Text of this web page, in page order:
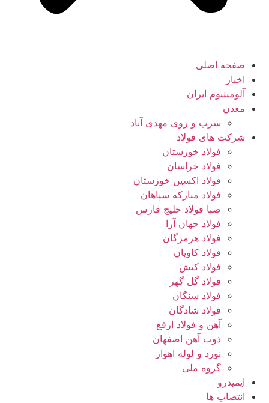
صفحه اصلی
اخبار
آلومینیوم ایران
معدن
سرب و روی مهدی آباد
شرکت های فولاد
فولاد خوزستان
فولاد خراسان
فولاد اکسین خوزستان
فولاد مبارکه سپاهان
صبا فولاد خلیج فارس
فولاد جهان آرا
فولاد هرمزگان
فولاد کاویان
فولاد کیش
فولاد گل گهر
فولاد سنگان
فولاد شادگان
آهن و فولاد ارفع
ذوب آهن اصفهان
نورد و لوله اهواز
گروه ملی
ایمیدرو
انتصاب ها